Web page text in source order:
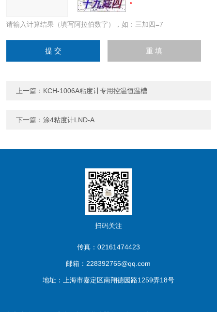
请输入计算结果（填写阿拉伯数字），如：三加四=7
上一篇： KCH-1006A粘度计专用控温恒温槽
下一篇：涂4粘度计LND-A
扫码关注
传真：02161474423
邮箱：228392765@qq.com
地址：上海市嘉定区南翔德园路1259弄18号